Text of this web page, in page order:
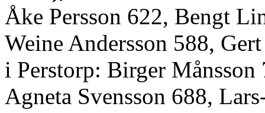
Åke Persson 622, Bengt
Weine Andersson 588,
i Perstorp: Birger
Agneta Svensson 688,